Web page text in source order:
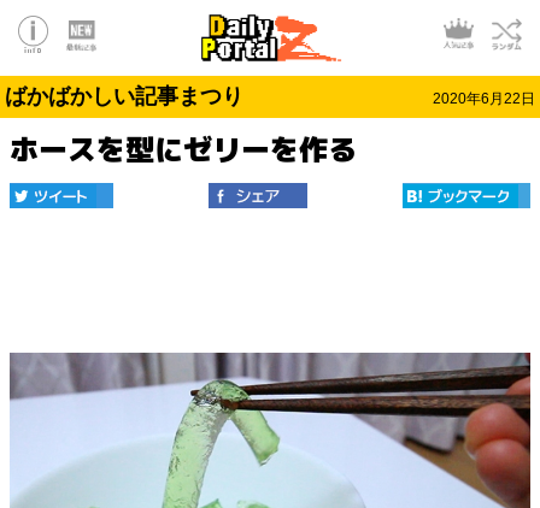
ばかばかしい記事まつり 2020年6月22日
ホースを型にゼリーを作る